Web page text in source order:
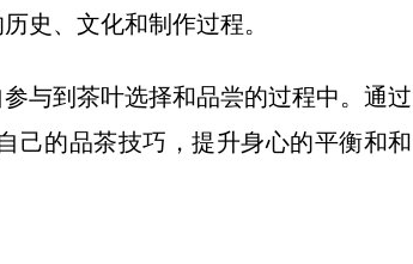
史、文化和制作过程。
与到茶叶选择和品尝的过程中。通过
己的品茶技巧，提升身心的平衡和和